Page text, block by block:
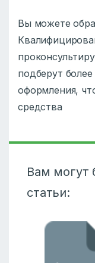
Вы можете
подберут
оформления,
средства
Вам могут
статьи: